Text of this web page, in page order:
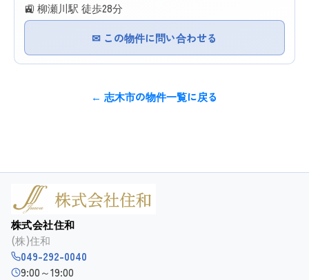
🚉 柳瀬川駅 徒歩28分
✉ この物件に問い合わせる
← 志木市の物件一覧に戻る
株式会社住和
(株)住和
049-292-0040
9:00～19:00